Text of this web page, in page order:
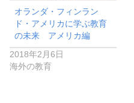
オランダ・フィンラン
ド・アメリカに学ぶ教育
の未来 アメリカ編
2018年2月6日
海外の教育